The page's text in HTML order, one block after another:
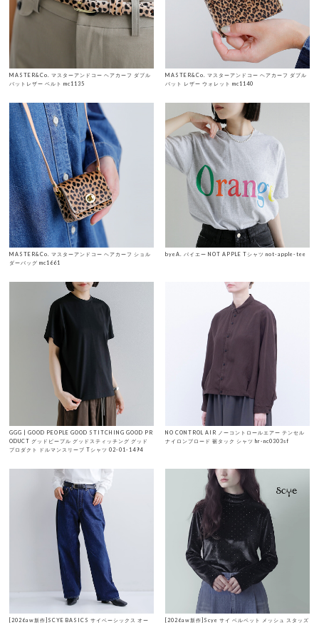
MASTER&Co. マスターアンドコー ヘアカーフ ダブル
バットレザー ベルト mc1135
MASTER&Co. マスターアンドコー ヘアカーフ ダブル
バット レザー ウォレット mc1140
MASTER&Co. マスターアンドコー ヘアカーフ ショル
ダーバッグ mc1661
byeA. バイエー NOT APPLE Tシャツ not-apple-tee
GGG | GOOD PEOPLE GOOD STITCHING GOOD PR
ODUCT グッドピープル グッドスティッチング グッド
プロダクト ドルマンスリーブ Tシャツ 02-01-1494
NO CONTROL AIR ノーコントロールエアー テンセル
ナイロンブロード 裾タック シャツ hr-nc0303sf
[2026aw新作]SCYE BASICS サイベーシックス オー
[2026aw新作]Scye サイ ベルベット メッシュ スタッズ